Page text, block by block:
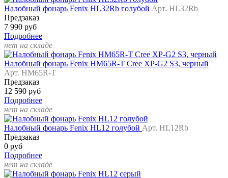
Налобный фонарь Fenix HL32Rb голубой Арт. HL32Rb
Предзаказ
7 990 руб
Подробнее
нет на складе
Налобный фонарь Fenix HM65R-T Cree XP-G2 S3, черный
Арт. HM65R-T
Предзаказ
12 590 руб
Подробнее
нет на складе
Налобный фонарь Fenix HL12 голубой Арт. HL12Rb
Предзаказ
0 руб
Подробнее
нет на складе